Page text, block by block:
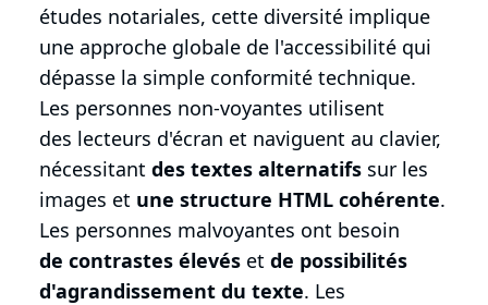
études notariales, cette diversité implique
une approche globale de l'accessibilité qui
dépasse la simple conformité technique.
Les personnes non-voyantes utilisent
des lecteurs d'écran et naviguent au clavier,
nécessitant des textes alternatifs sur les
images et une structure HTML cohérente.
Les personnes malvoyantes ont besoin
de contrastes élevés et de possibilités
d'agrandissement du texte. Les